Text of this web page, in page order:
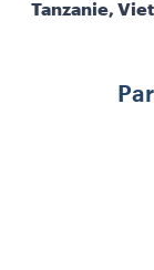
Tanzanie,